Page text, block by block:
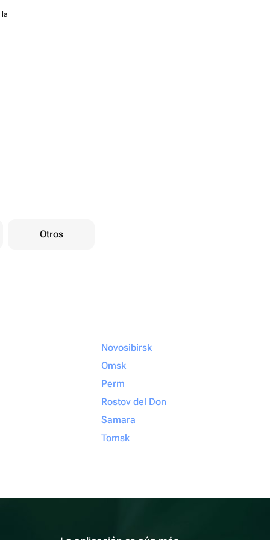
la
Otros
Novosibirsk
Omsk
Perm
Rostov del Don
Samara
Tomsk